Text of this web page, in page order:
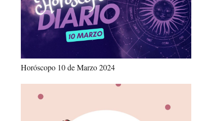
Horóscopo 10 de Marzo 2024